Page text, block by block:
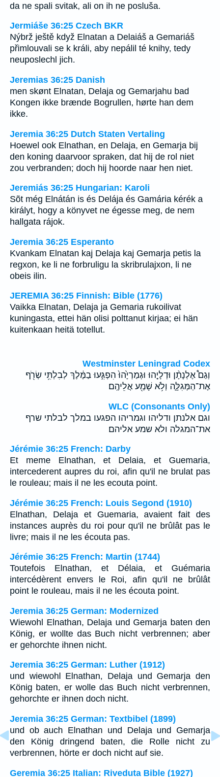
da ne spali svitak, ali on ih ne posluša.
Jermiáše 36:25 Czech BKR
Nýbrž ještě když Elnatan a Delaiáš a Gemariáš
přimlouvali se k králi, aby nepálil té knihy, tedy
neuposlechl jich.
Jeremias 36:25 Danish
men skønt Elnatan, Delaja og Gemarjahu bad
Kongen ikke brænde Bogrullen, hørte han dem
ikke.
Jeremia 36:25 Dutch Staten Vertaling
Hoewel ook Elnathan, en Delaja, en Gemarja bij
den koning daarvoor spraken, dat hij de rol niet
zou verbranden; doch hij hoorde naar hen niet.
Jeremiás 36:25 Hungarian: Karoli
Sõt még Elnátán is és Delája és Gamária kérék a
királyt, hogy a könyvet ne égesse meg, de nem
hallgata rájok.
Jeremia 36:25 Esperanto
Kvankam Elnatan kaj Delaja kaj Gemarja petis la
regxon, ke li ne forbruligu la skribrulajxon, li ne
obeis ilin.
JEREMIA 36:25 Finnish: Bible (1776)
Vaikka Elnatan, Delaja ja Gemaria rukoilivat
kuningasta, ettei hän olisi polttanut kirjaa; ei hän
kuitenkaan heitä totellut.
Westminster Leningrad Codex
וְגַם֩ אֶלְנָתָ֨ן וּדְלָיָ֤הוּ וּגְמַרְיָ֙הוּ֙ הִפְגִּ֣עוּ בַמֶּ֔לֶךְ לְבִלְתִּ֥י שְׂרֹ֖ף
אֶת־הַמְּגִלָּ֑ה וְלֹ֥א שָׁמַ֖ע אֲלֵיהֶֽם׃
WLC (Consonants Only)
וגם אלנתן ודליהו וגמריהו הפגעו במלך לבלתי שרף
את־המגלה ולא שמע אליהם׃
Jérémie 36:25 French: Darby
Et meme Elnathan, et Delaia, et Guemaria,
intercederent aupres du roi, afin qu'il ne brulat pas
le rouleau; mais il ne les ecouta point.
Jérémie 36:25 French: Louis Segond (1910)
Elnathan, Delaja et Guemaria, avaient fait des
instances auprès du roi pour qu'il ne brûlât pas le
livre; mais il ne les écouta pas.
Jérémie 36:25 French: Martin (1744)
Toutefois Elnathan, et Délaia, et Guémaria
intercédèrent envers le Roi, afin qu'il ne brûlât
point le rouleau, mais il ne les écouta point.
Jeremia 36:25 German: Modernized
Wiewohl Elnathan, Delaja und Gemarja baten den
König, er wollte das Buch nicht verbrennen; aber
er gehorchte ihnen nicht.
Jeremia 36:25 German: Luther (1912)
und wiewohl Elnathan, Delaja und Gemarja den
König baten, er wolle das Buch nicht verbrennen,
gehorchte er ihnen doch nicht.
Jeremia 36:25 German: Textbibel (1899)
und ob auch Elnathan und Delaja und Gemarja
den König dringend baten, die Rolle nicht zu
verbrennen, hörte er doch nicht auf sie.
Geremia 36:25 Italian: Riveduta Bible (1927)